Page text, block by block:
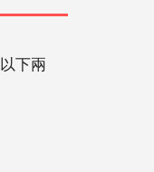
以下兩